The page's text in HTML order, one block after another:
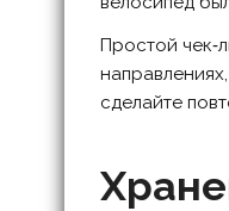
Простой
сделайте